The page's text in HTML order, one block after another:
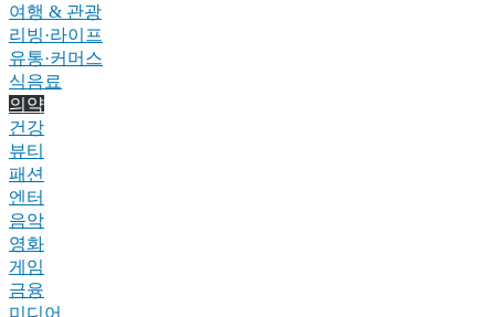
여행 & 관광
리빙·라이프
유통·커머스
식음료
의약
건강
뷰티
패션
엔터
음악
영화
게임
금융
미디어